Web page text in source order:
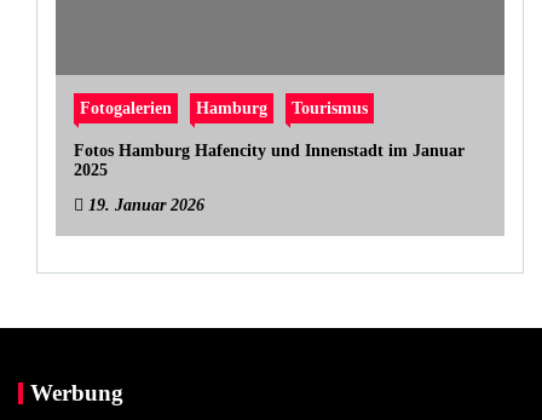
Fotogalerien Hamburg Tourismus
Fotos Hamburg Hafencity und Innenstadt im Januar
2025
19. Januar 2026
Werbung